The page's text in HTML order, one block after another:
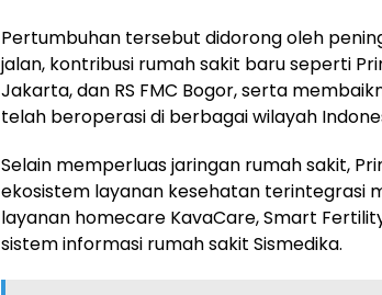
Pertumbuhan tersebut didorong oleh
jalan, kontribusi rumah sakit baru seperti
Jakarta, dan RS FMC Bogor, serta
telah beroperasi di berbagai wilayah
Selain memperluas jaringan rumah sakit,
ekosistem layanan kesehatan terintegrasi
layanan homecare KavaCare, Smart
sistem informasi rumah sakit Sismedika.